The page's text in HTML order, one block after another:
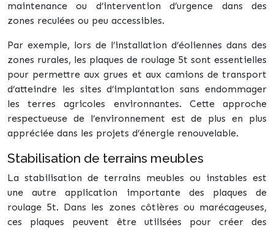
maintenance ou d’intervention d’urgence dans des
zones reculées ou peu accessibles.
Par exemple, lors de l’installation d’éoliennes dans des
zones rurales, les plaques de roulage 5t sont essentielles
pour permettre aux grues et aux camions de transport
d’atteindre les sites d’implantation sans endommager
les terres agricoles environnantes. Cette approche
respectueuse de l’environnement est de plus en plus
appréciée dans les projets d’énergie renouvelable.
Stabilisation de terrains meubles
La stabilisation de terrains meubles ou instables est
une autre application importante des plaques de
roulage 5t. Dans les zones côtières ou marécageuses,
ces plaques peuvent être utilisées pour créer des